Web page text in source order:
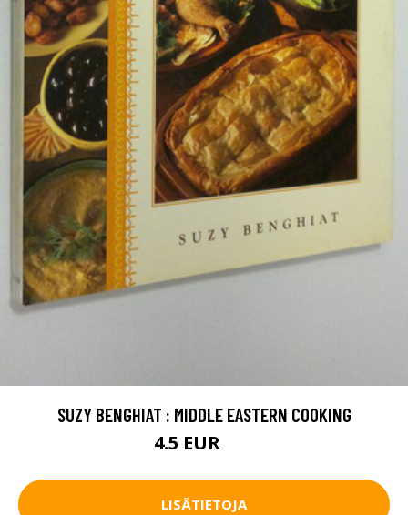
SUZY BENGHIAT : MIDDLE EASTERN COOKING
4.5 EUR
LISÄTIETOJA